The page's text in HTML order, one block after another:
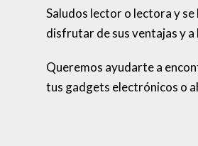
Saludos lector o lectora y
disfrutar de sus ventajas y a
Queremos ayudarte a
tus gadgets electrónicos o